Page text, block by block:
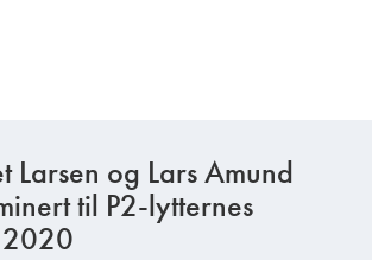
Larsen og Lars Amund
til P2-lytternes